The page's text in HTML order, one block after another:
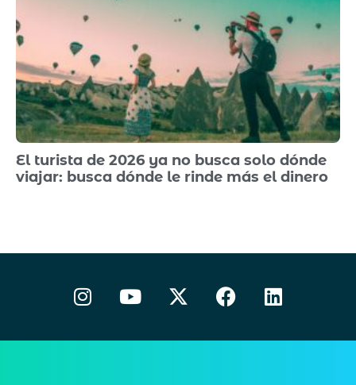
El turista de 2026 ya no busca solo dónde
viajar: busca dónde le rinde más el dinero